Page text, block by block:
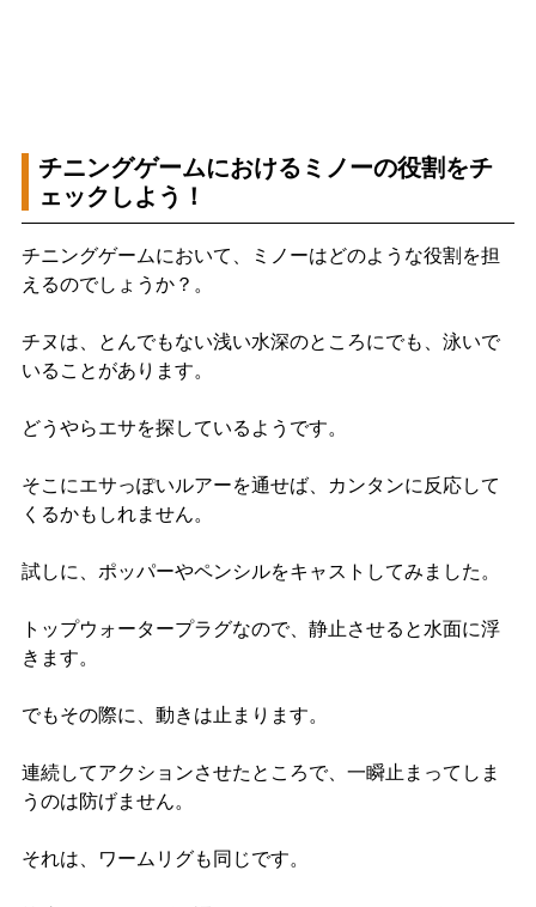
チニングゲームにおけるミノーの役割をチ
ェックしよう！
チニングゲームにおいて、ミノーはどのような役割を担
えるのでしょうか？。
チヌは、とんでもない浅い水深のところにでも、泳いで
いることがあります。
どうやらエサを探しているようです。
そこにエサっぽいルアーを通せば、カンタンに反応して
くるかもしれません。
試しに、ポッパーやペンシルをキャストしてみました。
トップウォータープラグなので、静止させると水面に浮
きます。
でもその際に、動きは止まります。
連続してアクションさせたところで、一瞬止まってしま
うのは防げません。
それは、ワームリグも同じです。